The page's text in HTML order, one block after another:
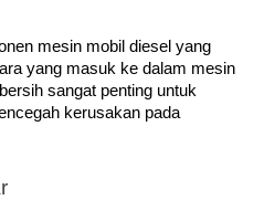
mesin mobil diesel yang
yang masuk ke dalam mesin
sangat penting untuk
kerusakan pada